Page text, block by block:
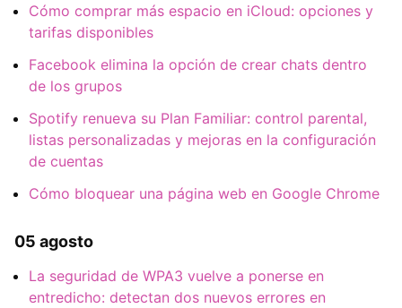
Cómo comprar más espacio en iCloud: opciones y
tarifas disponibles
Facebook elimina la opción de crear chats dentro
de los grupos
Spotify renueva su Plan Familiar: control parental,
listas personalizadas y mejoras en la configuración
de cuentas
Cómo bloquear una página web en Google Chrome
05 agosto
La seguridad de WPA3 vuelve a ponerse en
entredicho: detectan dos nuevos errores en